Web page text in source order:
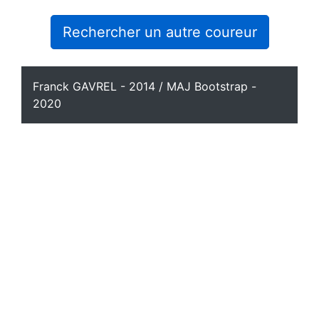
Rechercher un autre coureur
Franck GAVREL - 2014 / MAJ Bootstrap -
2020